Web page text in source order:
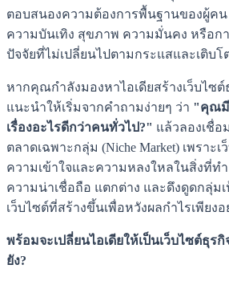
ตอบสนองความต้องการพื้นฐานของผู้คน
ความบันเทิง สุขภาพ ความมั่นคง หรือกา
ปัจจัยที่ไม่เปลี่ยนไปตามกระแสและเติบโ
หากคุณกำลังมองหาไอเดียสร้างเว็บไซต์
แนะนำให้เริ่มจากคำถามง่ายๆ ว่า "คุณมี
เรื่องอะไรดีกว่าคนทั่วไป?" แล้วลองเชื่อ
ตลาดเฉพาะกลุ่ม (Niche Market) เพราะ
ความเข้าใจและความหลงใหลในสิ่งที่ท
ความน่าเชื่อถือ แตกต่าง และดึงดูดกลุ่ม
เว็บไซต์ที่สร้างขึ้นเพื่อหวังผลกำไรเพียงอ
พร้อมจะเปลี่ยนไอเดียให้เป็นเว็บไซต์ธุร
ยัง?